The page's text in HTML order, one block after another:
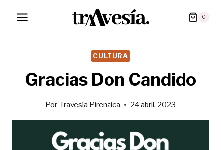
0
CULTURA
Gracias Don Candido
Por Travesía Pirenaica 24 abril, 2023